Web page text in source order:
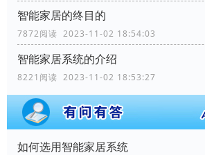
智能家居的终目的
7872阅读 2023-11-02 18:54:03
智能家居系统的介绍
8221阅读 2023-11-02 18:53:27
如何选用智能家居系统